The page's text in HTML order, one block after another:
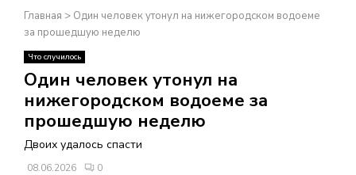
Н
О
В
Н
Главная > Один человек утонул на нижегородском водоеме
за прошедшую неделю
Что случилось
Один человек утонул на
нижегородском водоеме за
прошедшую неделю
Двоих удалось спасти
08.06.2026 0